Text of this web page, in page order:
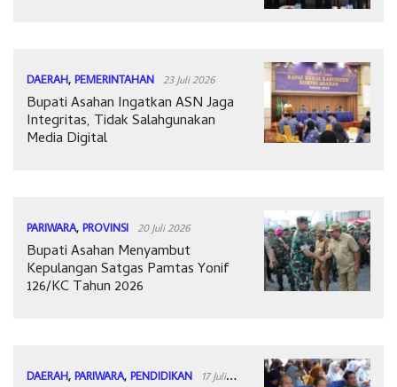
DAERAH, PEMERINTAHAN 23 Juli 2026
Bupati Asahan Ingatkan ASN Jaga
Integritas, Tidak Salahgunakan
Media Digital
PARIWARA, PROVINSI 20 Juli 2026
Bupati Asahan Menyambut
Kepulangan Satgas Pamtas Yonif
126/KC Tahun 2026
DAERAH, PARIWARA, PENDIDIKAN 17 Juli